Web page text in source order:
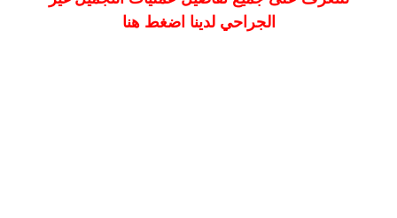
الجراحي لدينا اضغط هنا